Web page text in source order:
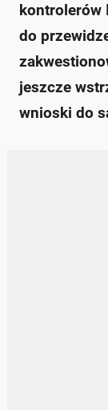
kontrolerów
do
jeszcze
wnioski do